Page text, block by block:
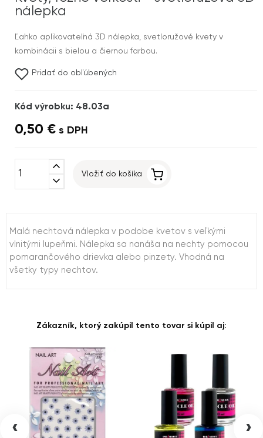
nálepka
Ľahko aplikovateľná 3D nálepka, svetloružové kvety v
kombinácii s bielou a čiernou farbou.
Pridať do obľúbených
Kód výrobku: 48.03a
0,50 € s DPH
expand_less
expand_more
Vložiť do košíka
Malá nechtová nálepka v podobe kvetov s veľkými
vlnitými lupeňmi. Nálepka sa nanáša na nechty pomocou
pomarančového drievka alebo pinzety. Vhodná na
všetky typy nechtov.
Zákazník, ktorý zakúpil tento tovar si kúpil aj:
‹ ›